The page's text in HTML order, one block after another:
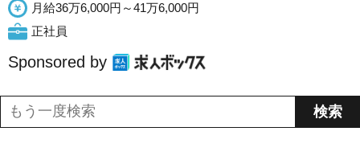
月給36万6,000円～41万6,000円
正社員
Sponsored by